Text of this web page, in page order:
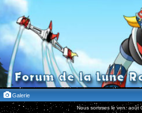
Galerie
Nous sommes le ven. août